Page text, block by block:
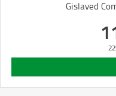
Gislaved